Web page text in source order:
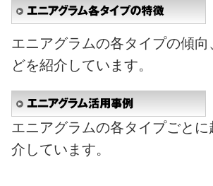
エニアグラムの各タイプの傾
どを紹介しています。
エニアグラムの各タイプごと
介しています。